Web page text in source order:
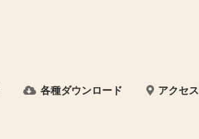
各種ダウンロード アクセス